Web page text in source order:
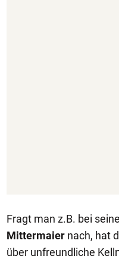
Fragt man z.B. bei
Mittermaier nach, hat
über unfreundliche